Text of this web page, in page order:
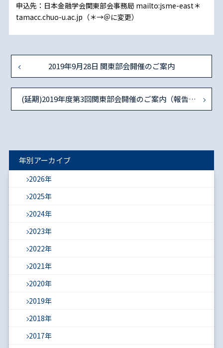
申込先：日本金融学会関東部会事務局 mailto:jsme-east＊
tamacc.chuo-u.ac.jp（＊→＠に変更）
2019年9月28日 関東部会開催のご案内
(延期)2019年度第3回関東部会開催のご案内（報告タイトル一部変更）
年別アーカイブ
2026年
2025年
2024年
2023年
2022年
2021年
2020年
2019年
2018年
2017年